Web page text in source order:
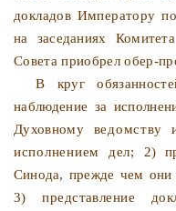
докладов Императору
на заседаниях
Совета приобрел обер-
В круг
наблюде­ние за
Духовному ведомству
исполнением дел; 2)
Синода, прежде чем
3) представление